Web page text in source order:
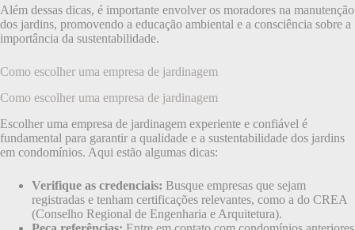
Além dessas dicas, é importante envolver os moradores na manutenção
dos jardins, promovendo a educação ambiental e a consciência sobre a
importância da sustentabilidade.
Como escolher uma empresa de jardinagem
Como escolher uma empresa de jardinagem
Escolher uma empresa de jardinagem experiente e confiável é
fundamental para garantir a qualidade e a sustentabilidade dos jardins
em condomínios. Aqui estão algumas dicas:
Verifique as credenciais: Busque empresas que sejam
registradas e tenham certificações relevantes, como a do CREA
(Conselho Regional de Engenharia e Arquitetura).